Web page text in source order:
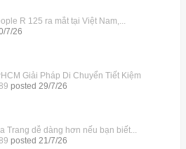
R 125 ra mắt tại Việt Nam,...
7/26
Giải Pháp Di Chuyển Tiết Kiệm
posted 29/7/26
Trang dễ dàng hơn nếu bạn biết...
posted 21/7/26